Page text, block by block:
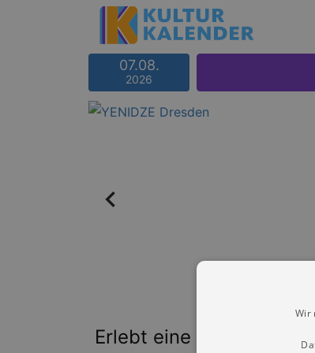
07.08.
2026
Erlebt eine
Wir